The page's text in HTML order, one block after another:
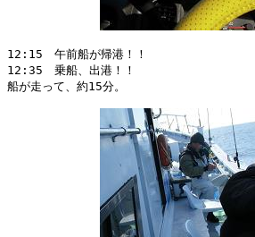
12:15　午前船が帰港！！
12:35　乗船、出港！！
船が走って、約15分。